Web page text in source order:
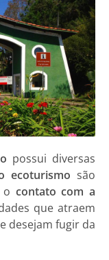
possui diversas
ecoturismo são
o contato com a
que atraem
desejam fugir da